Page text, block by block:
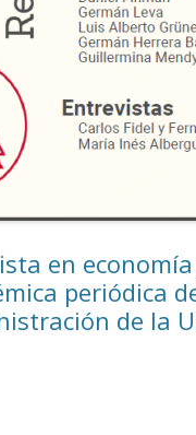
en
periódica
de la